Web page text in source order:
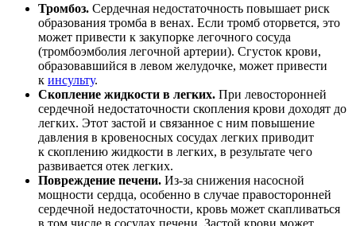
Тромбоз. Сердечная недостаточность повышает риск
образования тромба в венах. Если тромб оторвется, это
может привести к закупорке легочного сосуда
(тромбоэмболия легочной артерии). Сгусток крови,
образовавшийся в левом желудочке, может привести
к инсульту.
Скопление жидкости в легких. При левосторонней
сердечной недостаточности скопления крови доходят до
легких. Этот застой и связанное с ним повышение
давления в кровеносных сосудах легких приводит
к скоплению жидкости в легких, в результате чего
развивается отек легких.
Повреждение печени. Из-за снижения насосной
мощности сердца, особенно в случае правосторонней
сердечной недостаточности, кровь может скапливаться
в том числе в сосудах печени. Застой крови может